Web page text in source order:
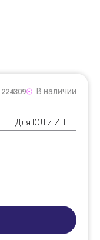
224309 В наличии
Для ЮЛ и ИП